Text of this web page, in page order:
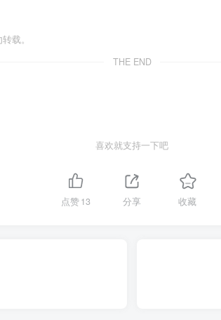
载。
THE END
喜欢就支持一下吧
点赞13 分享 收藏